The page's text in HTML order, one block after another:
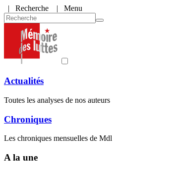
| Recherche | Menu
Actualités
Toutes les analyses de nos auteurs
Chroniques
Les chroniques mensuelles de Mdl
A la une